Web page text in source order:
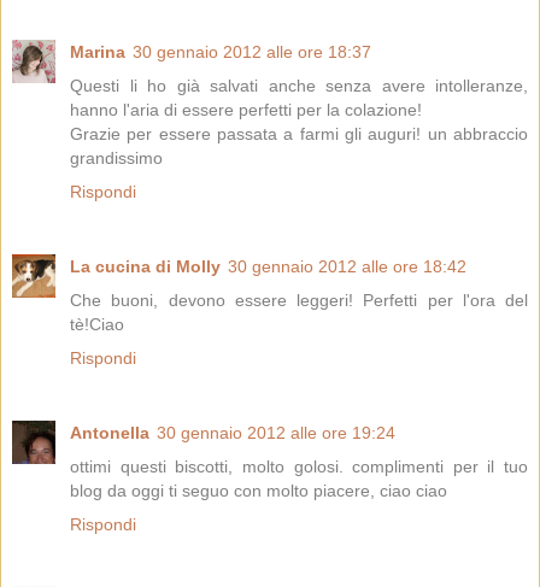
Marina 30 gennaio 2012 alle ore 18:37
Questi li ho già salvati anche senza avere intolleranze,
hanno l'aria di essere perfetti per la colazione!
Grazie per essere passata a farmi gli auguri! un abbraccio
grandissimo
Rispondi
La cucina di Molly 30 gennaio 2012 alle ore 18:42
Che buoni, devono essere leggeri! Perfetti per l'ora del
tè!Ciao
Rispondi
Antonella 30 gennaio 2012 alle ore 19:24
ottimi questi biscotti, molto golosi. complimenti per il tuo
blog da oggi ti seguo con molto piacere, ciao ciao
Rispondi